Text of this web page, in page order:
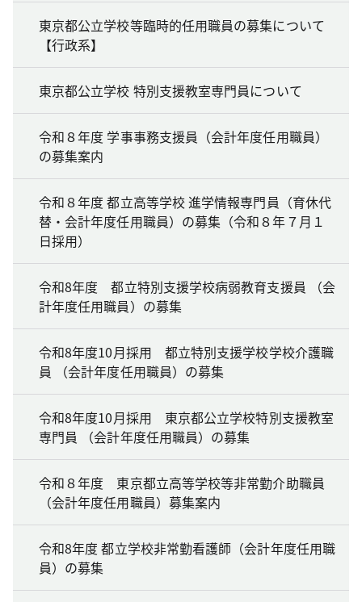
東京都公立学校等臨時的任用職員の募集について
【行政系】
東京都公立学校 特別支援教室専門員について
令和８年度 学事事務支援員（会計年度任用職員）
の募集案内
令和８年度 都立高等学校 進学情報専門員（育休代
替・会計年度任用職員）の募集（令和８年７月１
日採用）
令和8年度 都立特別支援学校病弱教育支援員 （会
計年度任用職員）の募集
令和8年度10月採用 都立特別支援学校学校介護職
員 （会計年度任用職員）の募集
令和8年度10月採用 東京都公立学校特別支援教室
専門員 （会計年度任用職員）の募集
令和８年度 東京都立高等学校等非常勤介助職員
（会計年度任用職員）募集案内
令和8年度 都立学校非常勤看護師（会計年度任用職
員）の募集